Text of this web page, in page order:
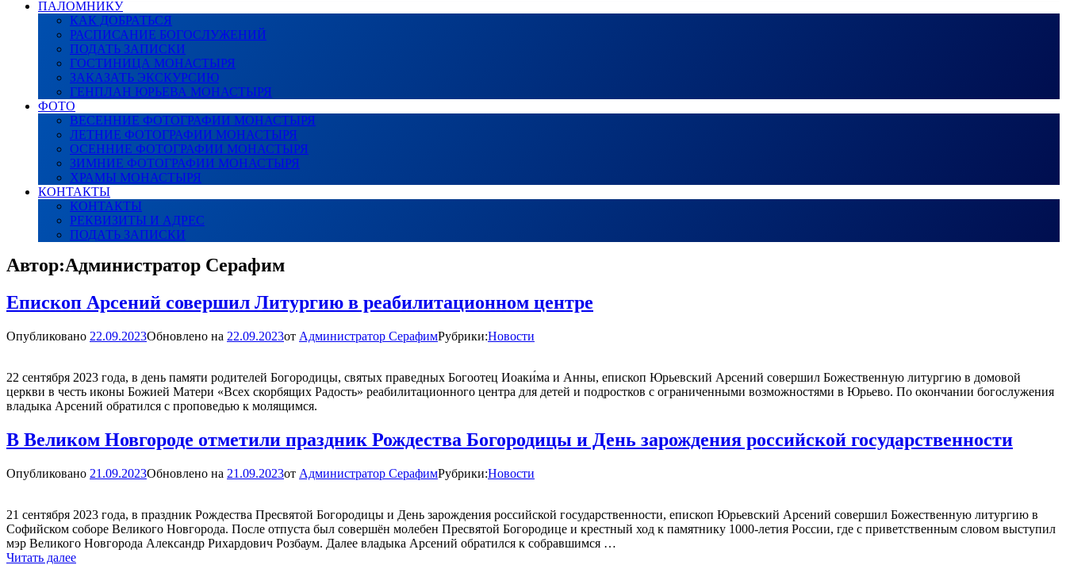
ПАЛОМНИКУ
КАК ДОБРАТЬСЯ
РАСПИСАНИЕ БОГОСЛУЖЕНИЙ
ПОДАТЬ ЗАПИСКИ
ГОСТИНИЦА МОНАСТЫРЯ
ЗАКАЗАТЬ ЭКСКУРСИЮ
ГЕНПЛАН ЮРЬЕВА МОНАСТЫРЯ
ФОТО
ВЕСЕННИЕ ФОТОГРАФИИ МОНАСТЫРЯ
ЛЕТНИЕ ФОТОГРАФИИ МОНАСТЫРЯ
ОСЕННИЕ ФОТОГРАФИИ МОНАСТЫРЯ
ЗИМНИЕ ФОТОГРАФИИ МОНАСТЫРЯ
ХРАМЫ МОНАСТЫРЯ
КОНТАКТЫ
КОНТАКТЫ
РЕКВИЗИТЫ И АДРЕС
ПОДАТЬ ЗАПИСКИ
Автор:Администратор Серафим
Епископ Арсений совершил Литургию в реабилитационном центре
Опубликовано 22.09.2023Обновлено на 22.09.2023от Администратор СерафимРубрики:Новости
22 сентября 2023 года, в день памяти родителей Богородицы, святых праведных Богоотец Иоаки́ма и Анны, епископ Юрьевский Арсений совершил Божественную литургию в домовой
церкви в честь иконы Божией Матери «Всех скорбящих Радость» реабилитационного центра для детей и подростков с ограниченными возможностями в Юрьево. По окончании богослужения
владыка Арсений обратился с проповедью к молящимся.
В Великом Новгороде отметили праздник Рождества Богородицы и День зарождения российской государственности
Опубликовано 21.09.2023Обновлено на 21.09.2023от Администратор СерафимРубрики:Новости
21 сентября 2023 года, в праздник Рождества Пресвятой Богородицы и День зарождения российской государственности, епископ Юрьевский Арсений совершил Божественную литургию в
Софийском соборе Великого Новгорода. После отпуста был совершён молебен Пресвятой Богородице и крестный ход к памятнику 1000-летия России, где с приветственным словом выступил
мэр Великого Новгорода Александр Рихардович Розбаум. Далее владыка Арсений обратился к собравшимся …
Читать далееВ